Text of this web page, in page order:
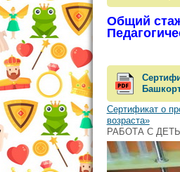
Общий
Сертификат о
возраста»
РАБОТА С